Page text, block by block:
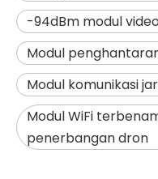
-94dBm modul
Modul
Modul komunikasi
Modul WiFi
penerbangan dron